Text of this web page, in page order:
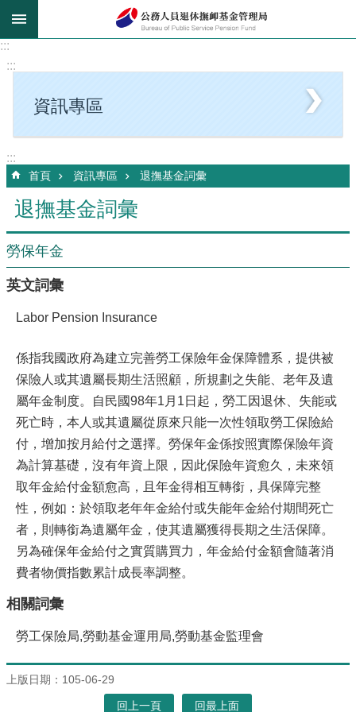
跳到主要內容區塊
:::
:::
資訊專區
:::
首頁 資訊專區 退撫基金詞彙
退撫基金詞彙
勞保年金
英文詞彙
Labor Pension Insurance
係指我國政府為建立完善勞工保險年金保障體系，提供被
保險人或其遺屬長期生活照顧，所規劃之失能、老年及遺
屬年金制度。自民國98年1月1日起，勞工因退休、失能或
死亡時，本人或其遺屬從原來只能一次性領取勞工保險給
付，增加按月給付之選擇。勞保年金係按照實際保險年資
為計算基礎，沒有年資上限，因此保險年資愈久，未來領
取年金給付金額愈高，且年金得相互轉銜，具保障完整
性，例如：於領取老年年金給付或失能年金給付期間死亡
者，則轉銜為遺屬年金，使其遺屬獲得長期之生活保障。
另為確保年金給付之實質購買力，年金給付金額會隨著消
費者物價指數累計成長率調整。
相關詞彙
勞工保險局,勞動基金運用局,勞動基金監理會
上版日期：105-06-29
回上一頁 回最上面